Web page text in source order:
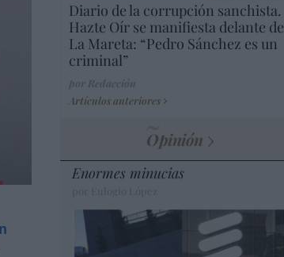
Diario de la corrupción sanchista.
Hazte Oír se manifiesta delante de
La Mareta: “Pedro Sánchez es un
criminal”
Artículos anteriores
Opinión
Enormes minucias